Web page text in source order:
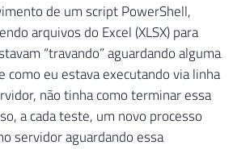
de um script PowerShell,
arquivos do Excel (XLSX) para
“travando” aguardando alguma
como eu estava executando via linha
não tinha como terminar essa
a cada teste, um novo processo
servidor aguardando essa